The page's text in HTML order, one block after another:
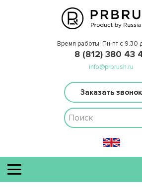
Время работы: Пн-пт с 9.30
8 (812) 380 43
info@prbrush.ru
Заказать звонок